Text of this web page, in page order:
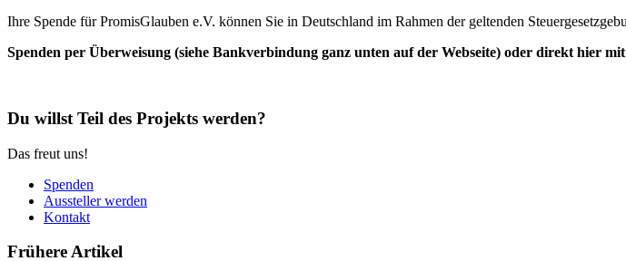
Ihre Spende für PromisGlauben e.V. können Sie in Deutschland im Rahmen der geltenden
Spenden per Überweisung (siehe Bankverbindung ganz unten auf der Webseite) oder direkt hier
Du willst Teil des Projekts werden?
Das freut uns!
Spenden
Aussteller werden
Kontakt
Frühere Artikel